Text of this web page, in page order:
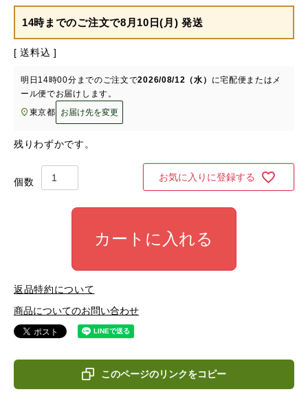
14時までのご注文で8月10日(月) 発送
送料込
明日 14時00分 までのご注文で2026/08/12（水） に宅配便またはメ
ール便でお届けします。
東京都
お届け先を変更
残りわずかです。
お気に入りに登録する
カートに入れる
返品特約について
商品についてのお問い合わせ
このページのリンクをコピー